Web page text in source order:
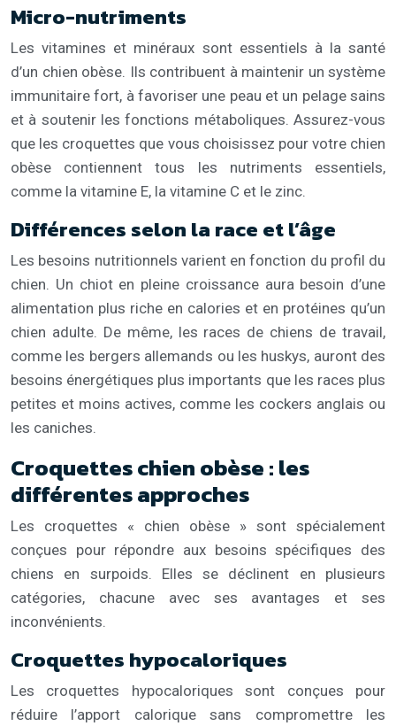
Micro-nutriments
Les vitamines et minéraux sont essentiels à la santé
d’un chien obèse. Ils contribuent à maintenir un système
immunitaire fort, à favoriser une peau et un pelage sains
et à soutenir les fonctions métaboliques. Assurez-vous
que les croquettes que vous choisissez pour votre chien
obèse contiennent tous les nutriments essentiels,
comme la vitamine E, la vitamine C et le zinc.
Différences selon la race et l’âge
Les besoins nutritionnels varient en fonction du profil du
chien. Un chiot en pleine croissance aura besoin d’une
alimentation plus riche en calories et en protéines qu’un
chien adulte. De même, les races de chiens de travail,
comme les bergers allemands ou les huskys, auront des
besoins énergétiques plus importants que les races plus
petites et moins actives, comme les cockers anglais ou
les caniches.
Croquettes chien obèse : les
différentes approches
Les croquettes « chien obèse » sont spécialement
conçues pour répondre aux besoins spécifiques des
chiens en surpoids. Elles se déclinent en plusieurs
catégories, chacune avec ses avantages et ses
inconvénients.
Croquettes hypocaloriques
Les croquettes hypocaloriques sont conçues pour
réduire l’apport calorique sans compromettre les